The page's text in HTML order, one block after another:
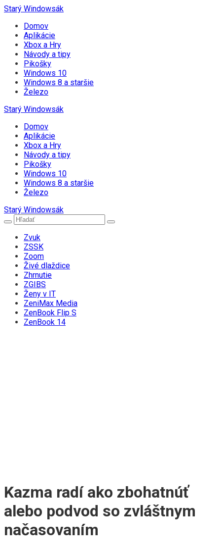
Starý Windowsák
Domov
Aplikácie
Xbox a Hry
Návody a tipy
Pikošky
Windows 10
Windows 8 a staršie
Železo
Starý Windowsák
Domov
Aplikácie
Xbox a Hry
Návody a tipy
Pikošky
Windows 10
Windows 8 a staršie
Železo
Starý Windowsák
Zvuk
ZSSK
Zoom
Živé dlaždice
Zhrnutie
ZGIBS
Ženy v IT
ZeniMax Media
ZenBook Flip S
ZenBook 14
Kazma radí ako zbohatnúť
alebo podvod so zvláštnym
načasovaním